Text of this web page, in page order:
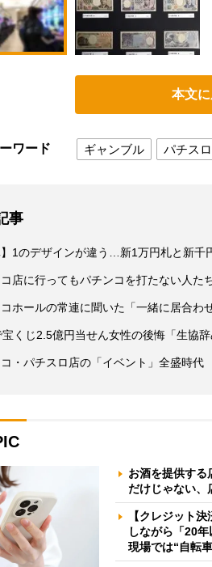
本文
ワード ギャンブル パチスロ
事
】1のデザインが違う…新1万円札と新千
店に行ってもパチンコを打たない人た
ホールの常連に聞いた「一緒に居合わ
くじ2.5億円当せん女性の後悔「生協辞
・パチスロ店の「イベント」全盛時
お酒を提供す
だけじゃない、
【クレジット
しながら「20
現場では“自転